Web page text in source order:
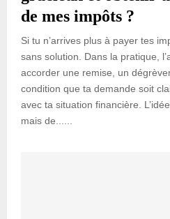
de mes impôts ?
Si tu n’arrives plus à payer tes
sans solution. Dans la pratique,
accorder une remise, un
condition que ta demande soit
avec ta situation financière.
mais de......